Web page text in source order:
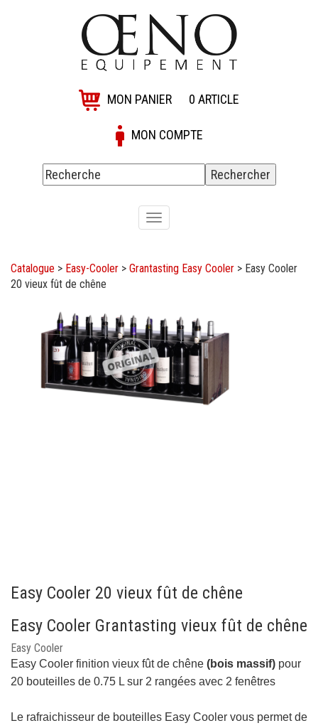
MON PANIER 0 ARTICLE
MON COMPTE
Toggle
navigation
Catalogue > Easy-Cooler > Grantasting Easy Cooler > Easy Cooler
20 vieux fût de chêne
Easy Cooler 20 vieux fût de chêne
Easy Cooler Grantasting vieux fût de chêne
Easy Cooler
Easy Cooler finition vieux fût de chêne (bois massif) pour
20 bouteilles de 0.75 L sur 2 rangées avec 2 fenêtres
Le rafraichisseur de bouteilles Easy Cooler vous permet de